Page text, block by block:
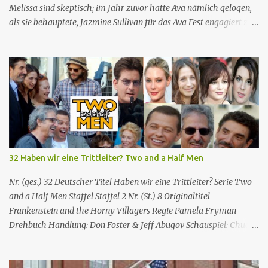
Melissa sind skeptisch; im Jahr zuvor hatte Ava nämlich gelogen,
als sie behauptete, Jazmine Sullivan für das Ava Fest engagiert zu
jeden Aspekt des Unterrichts an der Abbott-Schule vermisst. Nr.
(ges.) 45 Deutscher Titel 2 Ava 2 Fest Serie Abbott Elementary
Staffel Staffel 3 Nr. (St.) 10 Original­titel 2 Ava 2 Fast Regie Ken
Whittingham Drehbuch Joya McCroy Erstaus­strahlung (USA) 17.
Apr. 2024 Deutsch­sprachige Erst­veröffent­lichung (D/A/CH) 14.
Aug. 2024 Abbott Elementary ist eine US-amerikanische Sitcom
im Mockumentary-Stil, die von Quinta Brunson erdacht wurde 🏫
unbeholfene Schulleiterin versuchen trotz aller herrschenden
Widerstände, an...
32 Haben wir eine Trittleiter? Two and a Half Men
Nr. (ges.) 32 Deutscher Titel Haben wir eine Trittleiter? Serie Two
and a Half Men Staffel Staffel 2 Nr. (St.) 8 Original­titel
Frankenstein and the Horny Villagers Regie Pamela Fryman
Drehbuch Handlung: Don Foster & Jeff Abugov Schauspiel: Chuck